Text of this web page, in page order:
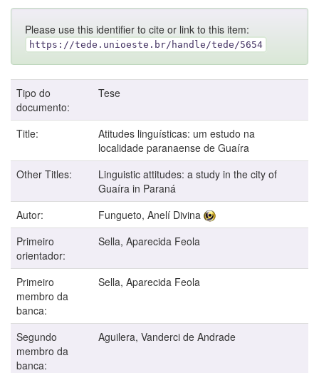
Please use this identifier to cite or link to this item:
https://tede.unioeste.br/handle/tede/5654
Tipo do
documento:
Tese
Title:
Atitudes linguísticas: um estudo na
localidade paranaense de Guaíra
Other Titles:
Linguistic attitudes: a study in the city of
Guaíra in Paraná
Autor:
Fungueto, Anelí Divina
Primeiro
orientador:
Sella, Aparecida Feola
Primeiro
membro da
banca:
Sella, Aparecida Feola
Segundo
membro da
banca:
Aguilera, Vanderci de Andrade